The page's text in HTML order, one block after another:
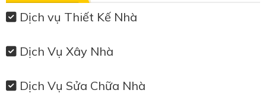
Dịch vụ Thiết Kế Nhà
Dịch Vụ Xây Nhà
Dịch Vụ Sửa Chữa Nhà